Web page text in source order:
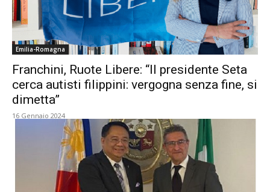
Emilia-Romagna
Franchini, Ruote Libere: “Il presidente Seta
cerca autisti filippini: vergogna senza fine, si
dimetta”
16 Gennaio 2024